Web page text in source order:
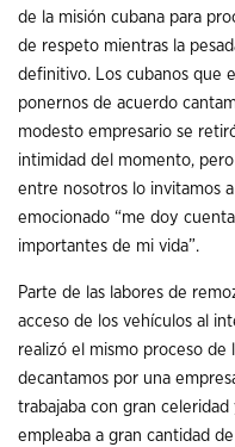
de la misión cubana para
de respeto mientras la
definitivo. Los cubanos que
ponernos de acuerdo
modesto empresario se
intimidad del momento,
entre nosotros lo invitamos
emocionado “me doy
importantes de mi vida”.
Parte de las labores de
acceso de los vehículos al
realizó el mismo proceso
decantamos por una
trabajaba con gran
empleaba a gran cantidad